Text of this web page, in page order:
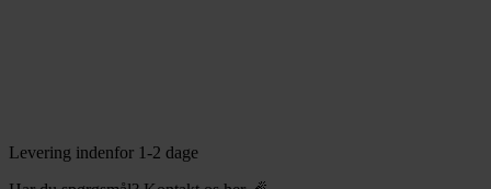
Levering indenfor 1-2 dage